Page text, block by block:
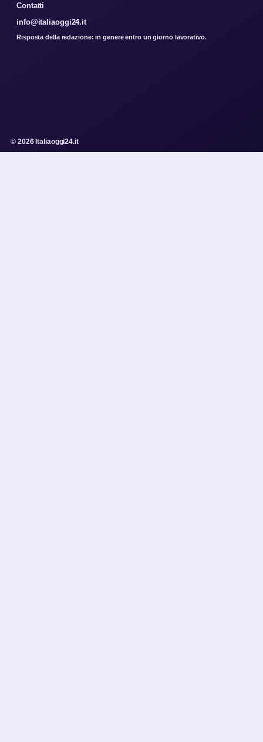
Contatti
info@italiaoggi24.it
Risposta della redazione: in genere entro un giorno lavorativo.
© 2026 Italiaoggi24.it